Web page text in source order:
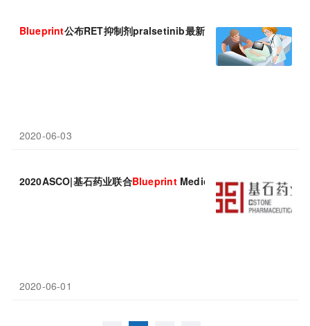
Blueprint公布RET抑制剂pralsetinib最新研究数据
2020-06-03
2020ASCO|基石药业联合BlueprintMedicines公布了
2020-06-01